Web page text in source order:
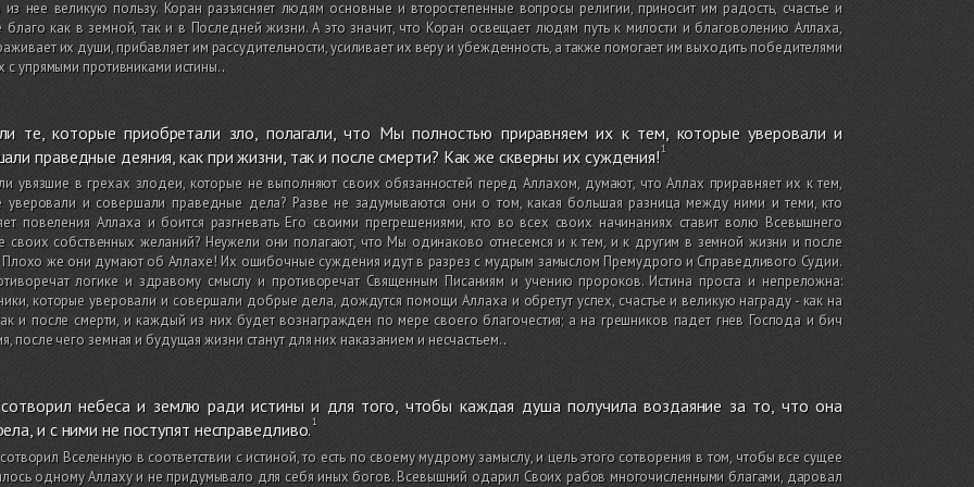
из нее великую пользу. Коран разъясняет людям основные и второстепенные вопросы религии, приносит им радость, счастье и
благо как в земной, так и в Последней жизни. А это значит, что Коран освещает людям путь к милости и благоволению Аллаха,
их души, прибавляет им рассудительности, усиливает их веру и убежденность, а также помогает им выходить победителями
с упрямыми противниками истины..
те, которые приобретали зло, полагали, что Мы полностью приравняем их к тем, которые уверовали и
праведные деяния, как при жизни, так и после смерти? Как же скверны их суждения!
увязшие в грехах злодеи, которые не выполняют своих обязанностей перед Аллахом, думают, что Аллах приравняет их к тем,
уверовали и совершали праведные дела? Разве не задумываются они о том, какая большая разница между ними и теми, кто
повеления Аллаха и боится разгневать Его своими прегрешениями, кто во всех своих начинаниях ставит волю Всевышнего
своих собственных желаний? Неужели они полагают, что Мы одинаково отнесемся и к тем, и к другим в земной жизни и после
Плохо же они думают об Аллахе! Их ошибочные суждения идут в разрез с мудрым замыслом Премудрого и Справедливого Судии.
логике и здравому смыслу и противоречат Священным Писаниям и учению пророков. Истина проста и непреложна:
которые уверовали и совершали добрые дела, дождутся помощи Аллаха и обретут успех, счастье и великую награду - как на
и после смерти, и каждый из них будет вознагражден по мере своего благочестия; а на грешников падет гнев Господа и бич
после чего земная и будущая жизни станут для них наказанием и несчастьем..
небеса и землю ради истины и для того, чтобы каждая душа получила воздаяние за то, что она
и с ними не поступят несправедливо.
Вселенную в соответствии с истиной, то есть по своему мудрому замыслу, и цель этого сотворения в том, чтобы все сущее
одному Аллаху и не придумывало для себя иных богов. Всевышний одарил Своих рабов многочисленными благами, даровал